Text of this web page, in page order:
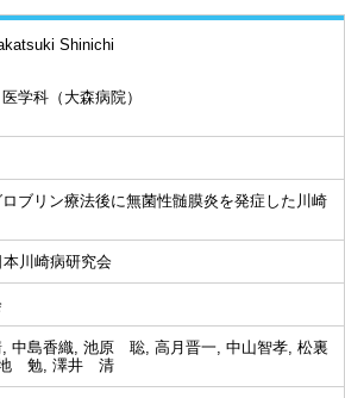
Shinichi
学科（大森病院）
ブリン療法後に無菌性髄膜炎を発症した川崎
川崎病研究会
中島香織, 池原 聡, 高月晋一, 中山智孝, 松裏
地 勉, 澤井 清